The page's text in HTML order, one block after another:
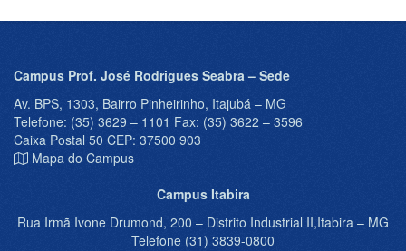
Campus Prof. José Rodrigues Seabra – Sede
Av. BPS, 1303, Bairro Pinheirinho, Itajubá – MG
Telefone: (35) 3629 – 1101 Fax: (35) 3622 – 3596
Caixa Postal 50 CEP: 37500 903
Mapa do Campus
Campus Itabira
Rua Irmã Ivone Drumond, 200 – Distrito Industrial II,Itabira – MG
Telefone (31) 3839-0800